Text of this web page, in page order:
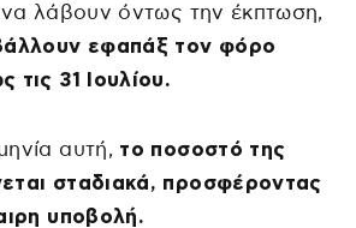
να λάβουν όντως την έκπτωση,
εφαπάξ τον φόρο
τις 31 Ιουλίου.
αυτή, το ποσοστό της
σταδιακά, προσφέροντας
υποβολή.